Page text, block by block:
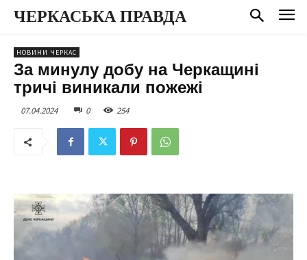
ЧЕРКАСЬКА ПРАВДА
НОВИНИ ЧЕРКАС
За минулу добу на Черкащині
тричі виникали пожежі
07.04.2024 0 254